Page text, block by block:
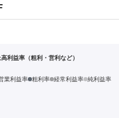
利益率（粗利・営利など）
業利益率 粗利率 経常利益率 純利益率